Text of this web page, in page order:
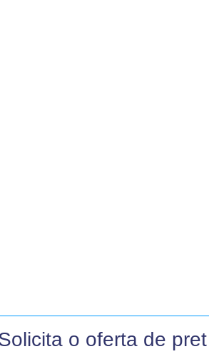
o oferta de